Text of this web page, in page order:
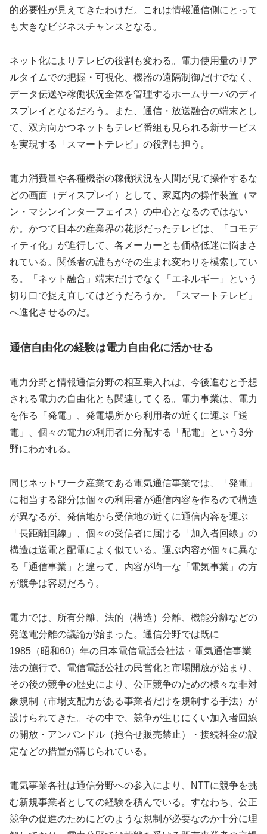
的必要性が見えてきたわけだ。これは情報通信側にとって
も大きなビジネスチャンスとなる。
ネット化によりテレビの役割も変わる。電力使用量のリア
ルタイムでの把握・可視化、機器の遠隔制御だけでなく、
データ伝送や稼働状況全体を管理するホームサーバのディ
スプレイとなるだろう。また、通信・放送融合の端末とし
て、双方向かつネットもテレビ番組も見られる新サービス
を実現する「スマートテレビ」の役割も担う。
電力消費量や各種機器の稼働状況を人間が見て操作するな
どの画面（ディスプレイ）として、家庭内の操作装置（マ
ン・マシンインターフェイス）の中心となるのではない
か。かつて日本の産業界の花形だったテレビは、「コモデ
ィティ化」が進行して、各メーカーとも価格低迷に悩まさ
れている。関係者の誰もがその生まれ変わりを模索してい
る。「ネット融合」端末だけでなく「エネルギー」という
切り口で捉え直してはどうだろうか。「スマートテレビ」
へ進化させるのだ。
通信自由化の経験は電力自由化に活かせる
電力分野と情報通信分野の相互乗入れは、今後進むと予想
される電力の自由化とも関連してくる。電力事業は、電力
を作る「発電」、発電場所から利用者の近くに運ぶ「送
電」、個々の電力の利用者に分配する「配電」という3分
野にわかれる。
同じネットワーク産業である電気通信事業では、「発電」
に相当する部分は個々の利用者が通信内容を作るので構造
が異なるが、発信地から受信地の近くに通信内容を運ぶ
「長距離回線」、個々の受信者に届ける「加入者回線」の
構造は送電と配電によく似ている。運ぶ内容が個々に異な
る「通信事業」と違って、内容が均一な「電気事業」の方
が競争は容易だろう。
電力では、所有分離、法的（構造）分離、機能分離などの
発送電分離の議論が始まった。通信分野では既に
1985（昭和60）年の日本電信電話会社法・電気通信事業
法の施行で、電信電話公社の民営化と市場開放が始まり、
その後の競争の歴史により、公正競争のための様々な非対
象規制（市場支配力がある事業者だけを規制する手法）が
設けられてきた。その中で、競争が生じにくい加入者回線
の開放・アンバンドル（抱合せ販売禁止）・接続料金の設
定などの措置が講じられている。
電気事業各社は通信分野への参入により、NTTに競争を挑
む新規事業者としての経験を積んでいる。すなわち、公正
競争の促進のためにどのような規制が必要なのか十分に理